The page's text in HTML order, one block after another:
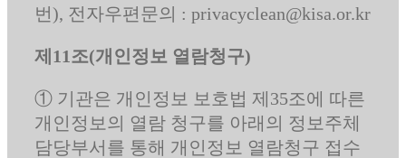
번), 전자우편문의 : privacyclean@kisa.or.kr
제11조(개인정보 열람청구)
① 기관은 개인정보 보호법 제35조에 따른
개인정보의 열람 청구를 아래의 정보주체
담당부서를 통해 개인정보 열람청구 접수